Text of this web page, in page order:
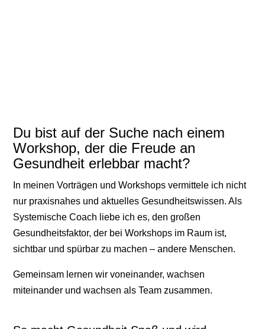
Du bist auf der Suche nach einem
Workshop, der die Freude an
Gesundheit erlebbar macht?
In meinen Vorträgen und Workshops vermittele ich nicht
nur praxisnahes und aktuelles Gesundheitswissen. Als
Systemische Coach liebe ich es, den großen
Gesundheitsfaktor, der bei Workshops im Raum ist,
sichtbar und spürbar zu machen – andere Menschen.
Gemeinsam lernen wir voneinander, wachsen
miteinander und wachsen als Team zusammen.